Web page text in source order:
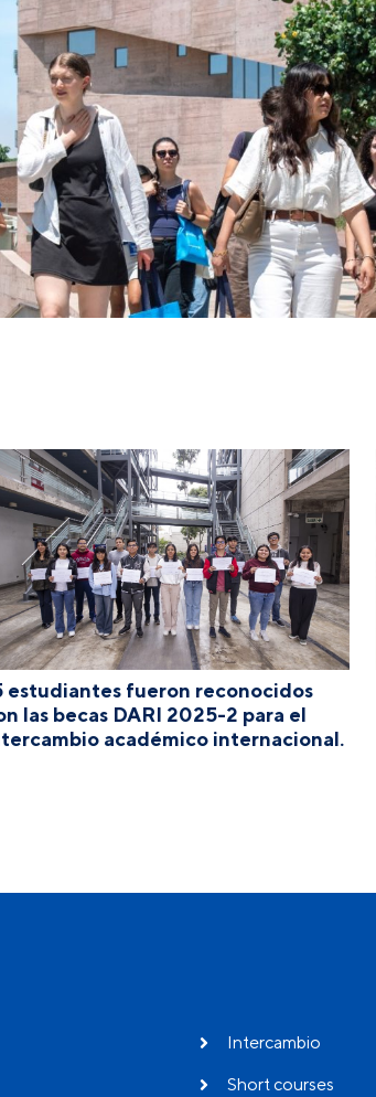
estudiantes fueron reconocidos
las becas DARI 2025-2 para el
académico internacional.
Intercambio
Short courses